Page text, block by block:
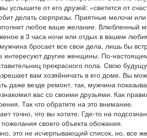
услышите от его друзей: «светится от
делать сюрпризы. Приятные мелочи или
любое ваше желание. Влюбленный
в 3 часа ночи или отдых в вашем
бросает все свои дела, лишь бы
интересуют другие женщины. По-
прекрасного пола. Свою
вам хозяйничать в его доме. Вы
даже везде ремонт. так, мужчина
вас со своими друзьями. Как
Так что обратите на это внимание.
точно, что вы хотите. Где-то на
пожелания своего объекта обожания.
это не исчерпывающий список, но, все